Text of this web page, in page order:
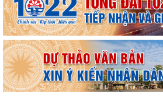
Quyết định Về việc thu hồi đất để GPMB
đường Lý Thái Tông kéo dài (đoạn...
Quyết định Về việc thu hồi đất để GPMB
đường Lý Thái Tông kéo dài (đoạn...